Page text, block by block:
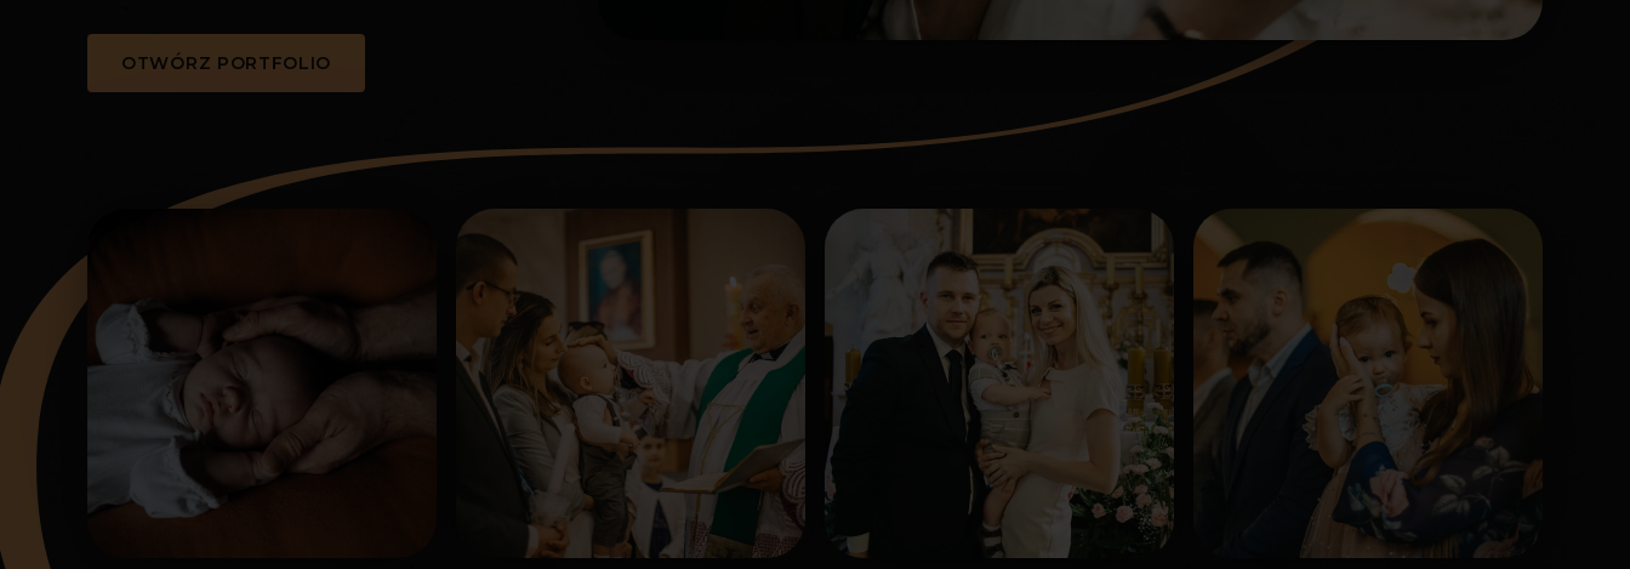
OTWÓRZ PORTFOLIO